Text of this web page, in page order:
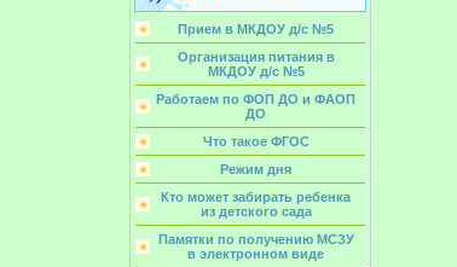
Прием в МКДОУ д/с №5
Организация питания в
МКДОУ д/с №5
Работаем по ФОП ДО и ФАОП
ДО
Что такое ФГОС
Режим дня
Кто может забирать ребенка
из детского сада
Памятки по получению МСЗУ
в электронном виде